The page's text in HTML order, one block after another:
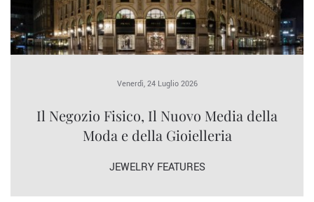
Venerdì, 24 Luglio 2026
Il Negozio Fisico, Il Nuovo Media della
Moda e della Gioielleria
JEWELRY FEATURES